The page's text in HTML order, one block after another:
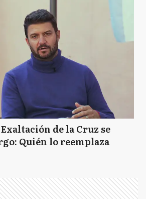
de la Cruz se
Quién lo reemplaza